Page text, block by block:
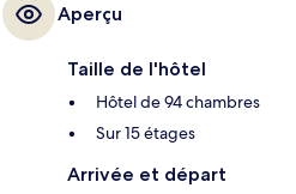
Aperçu
Taille de l'hôtel
Hôtel de 94 chambres
Sur 15 étages
Arrivée et départ